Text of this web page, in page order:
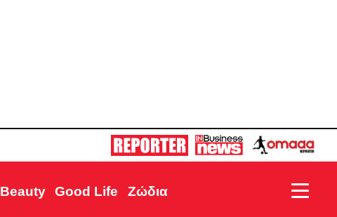
Beauty Good Life Ζώδια